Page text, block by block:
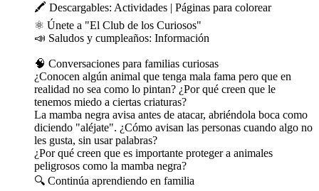
🖍️ Descargables: ⁠⁠⁠⁠⁠⁠⁠⁠⁠⁠⁠⁠⁠⁠⁠⁠⁠⁠⁠⁠⁠Actividades⁠⁠⁠⁠⁠⁠⁠⁠⁠⁠⁠⁠⁠⁠⁠⁠⁠⁠⁠⁠⁠⁠ | ⁠⁠⁠⁠⁠⁠⁠⁠⁠⁠⁠⁠⁠⁠⁠⁠⁠⁠⁠⁠⁠⁠⁠⁠⁠⁠⁠⁠⁠⁠⁠⁠⁠⁠⁠⁠⁠⁠⁠⁠⁠⁠⁠⁠⁠⁠⁠⁠⁠⁠⁠⁠⁠⁠⁠⁠⁠⁠⁠⁠⁠⁠⁠⁠⁠⁠⁠⁠⁠⁠⁠⁠⁠⁠⁠⁠⁠⁠⁠⁠Páginas para colorear⁠⁠⁠⁠⁠⁠⁠⁠⁠⁠⁠⁠⁠⁠⁠⁠⁠⁠⁠⁠⁠
⚛️ Únete a "⁠⁠⁠⁠⁠⁠⁠⁠⁠⁠⁠⁠⁠⁠⁠⁠⁠⁠⁠⁠⁠⁠⁠⁠⁠El Club de los Curiosos⁠⁠⁠⁠⁠⁠⁠⁠⁠⁠⁠⁠⁠⁠⁠⁠⁠⁠⁠⁠⁠⁠⁠⁠⁠"
📣 Saludos y cumpleaños: ⁠⁠⁠⁠⁠⁠⁠⁠⁠⁠⁠⁠⁠⁠⁠⁠⁠⁠⁠⁠⁠⁠⁠⁠⁠⁠⁠⁠⁠⁠⁠⁠⁠⁠⁠⁠⁠⁠⁠⁠⁠⁠⁠⁠⁠⁠⁠⁠⁠⁠⁠⁠⁠⁠⁠⁠⁠⁠⁠⁠⁠⁠⁠⁠⁠⁠⁠⁠⁠⁠⁠⁠⁠⁠⁠⁠⁠⁠⁠⁠⁠⁠⁠⁠⁠⁠⁠Información⁠⁠⁠⁠⁠⁠⁠⁠⁠⁠⁠⁠⁠⁠⁠⁠⁠⁠⁠⁠⁠⁠⁠⁠⁠⁠⁠
🧠 Conversaciones para familias curiosas
¿Conocen algún animal que tenga mala fama pero que en
realidad no sea como lo pintan? ¿Por qué creen que le
tenemos miedo a ciertas criaturas?
La mamba negra avisa antes de atacar, abriéndola boca como
diciendo "aléjate". ¿Cómo avisan las personas cuando algo no
les gusta, sin usar palabras?
¿Por qué creen que es importante proteger a animales
peligrosos como la mamba negra?
🔍 Continúa aprendiendo en familia